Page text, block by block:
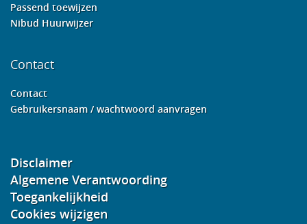
Passend toewijzen
Nibud Huurwijzer
Contact
Contact
Gebruikersnaam / wachtwoord aanvragen
Disclaimer
Algemene Verantwoording
Toegankelijkheid
Cookies wijzigen